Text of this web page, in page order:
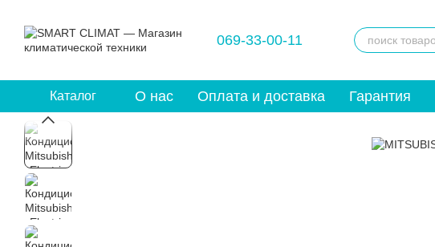
069-33-00-11
Каталог О нас Оплата и доставка Гарантия